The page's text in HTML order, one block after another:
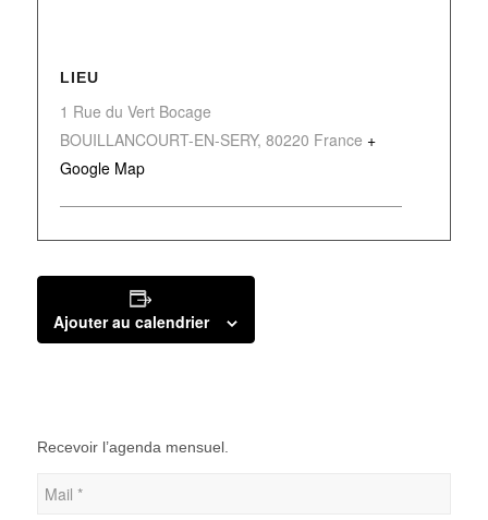
LIEU
1 Rue du Vert Bocage
BOUILLANCOURT-EN-SERY, 80220 France +
Google Map
Ajouter au calendrier
Recevoir l’agenda mensuel.